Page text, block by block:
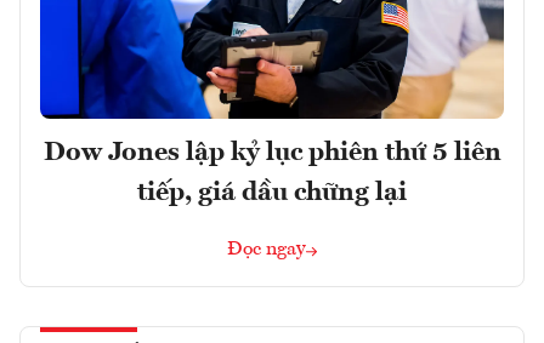
Dow Jones lập kỷ lục phiên thứ 5 liên
tiếp, giá dầu chững lại
Đọc ngay